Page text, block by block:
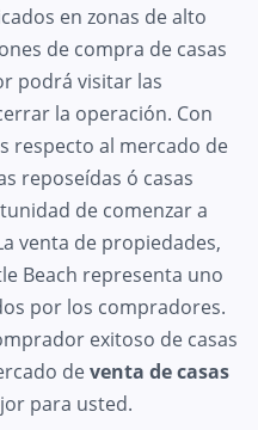
en zonas de alto
de compra de casas
podrá visitar las
la operación. Con
respecto al mercado de
reposeídas ó casas
de comenzar a
venta de propiedades,
Beach representa uno
por los compradores.
exitoso de casas
deventa de casas
para usted.